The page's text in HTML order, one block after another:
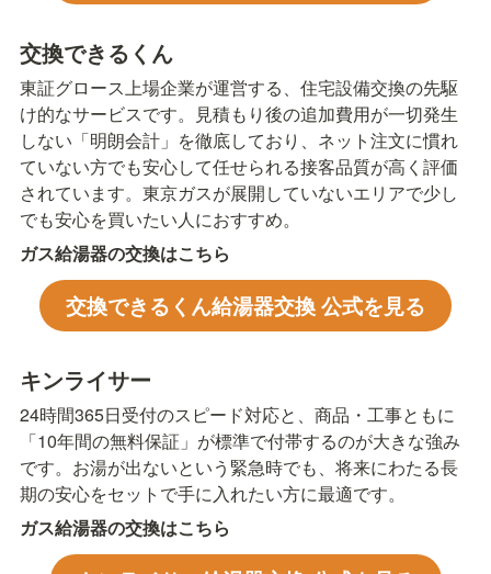
交換できるくん
東証グロース上場企業が運営する、住宅設備交換の先駆
け的なサービスです。見積もり後の追加費用が一切発生
しない「明朗会計」を徹底しており、ネット注文に慣れ
ていない方でも安心して任せられる接客品質が高く評価
されています。東京ガスが展開していないエリアで少し
でも安心を買いたい人におすすめ。
ガス給湯器の交換はこちら
交換できるくん給湯器交換 公式を見る
キンライサー
24時間365日受付のスピード対応と、商品・工事ともに
「10年間の無料保証」が標準で付帯するのが大きな強み
です。お湯が出ないという緊急時でも、将来にわたる長
期の安心をセットで手に入れたい方に最適です。
ガス給湯器の交換はこちら